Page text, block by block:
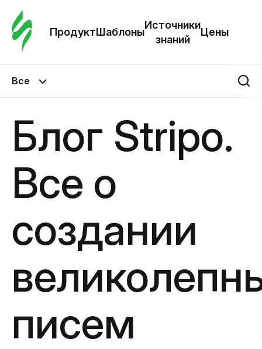
ПродуктШаблоны
Источники
знаний
Цены
Все
Блог Stripo.
Все о
создании
писем